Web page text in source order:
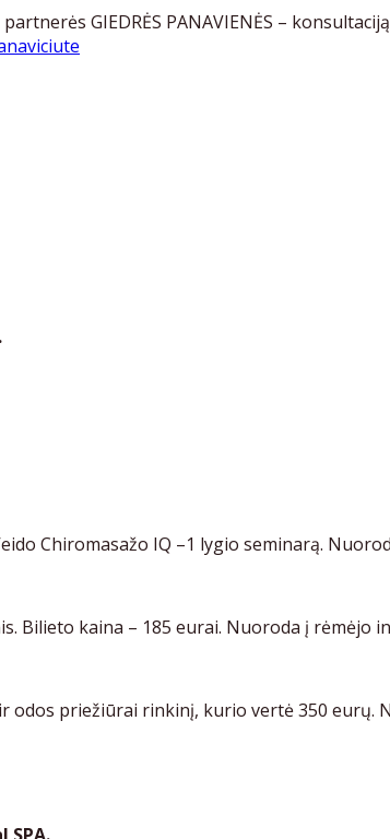
GIEDRĖS PANAVIENĖS –
Chiromasažo IQ –1 lygio seminarą.
Bilieto kaina – 185 eurai. Nuoroda į rėmėjo
odos priežiūrai rinkinį, kurio vertė 350 eurų.
SPA.